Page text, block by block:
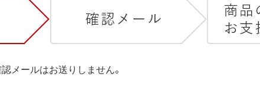
メールはお送りしません。